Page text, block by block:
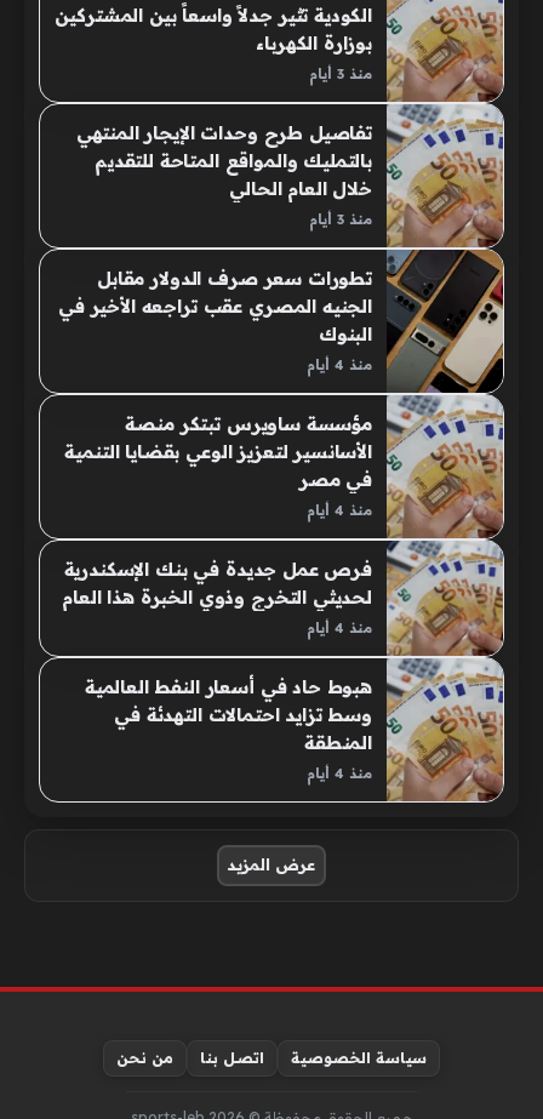
الكودية تثير جدلاً واسعاً بين المشتركين
بوزارة الكهرباء
منذ 3 أيام
تفاصيل طرح وحدات الإيجار المنتهي
بالتمليك والمواقع المتاحة للتقديم
خلال العام الحالي
منذ 3 أيام
تطورات سعر صرف الدولار مقابل
الجنيه المصري عقب تراجعه الأخير في
البنوك
منذ 4 أيام
مؤسسة ساويرس تبتكر منصة
الأسانسير لتعزيز الوعي بقضايا التنمية
في مصر
منذ 4 أيام
فرص عمل جديدة في بنك الإسكندرية
لحديثي التخرج وذوي الخبرة هذا العام
منذ 4 أيام
هبوط حاد في أسعار النفط العالمية
وسط تزايد احتمالات التهدئة في
المنطقة
منذ 4 أيام
عرض المزيد
سياسة الخصوصية اتصل بنا من نحن